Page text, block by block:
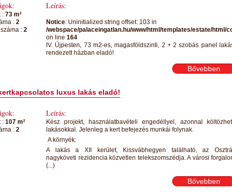
: 73 m²
: 2
: 2
Leírás:
Notice: Uninitialized string offset: 103 in
/webspace/palaceingatlan.hu/www/html/templates/estate/html/
on line 164
IV. Újpesten, 73 m2-es, magasföldszinti, 2 + 2 szobás panel
rendezett házban eladó!
Bővebben
luxus lakás eladó!
: 107 m²
: 2
Leírás:
Kész projekt, használatbavételi engedéllyel, azonnal
lakásokkal. Jelenleg a kert befejezés munkái folynak.
A környék:
A lakás a XII kerület, Kissvábhegyen található, az
nagyköveti rezidencia közvetlen telekszomszédja. A városi
(...)
Bővebben